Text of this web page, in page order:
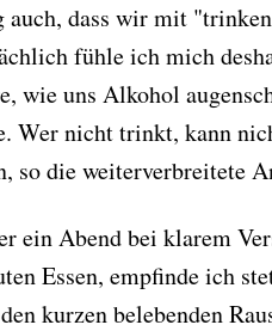
auch, dass wir mit
fühle ich mich
wie uns Alkohol
Wer nicht trinkt, kann
so die weiterverbreitete
ein Abend bei klarem
Essen, empfinde ich
kurzen belebenden